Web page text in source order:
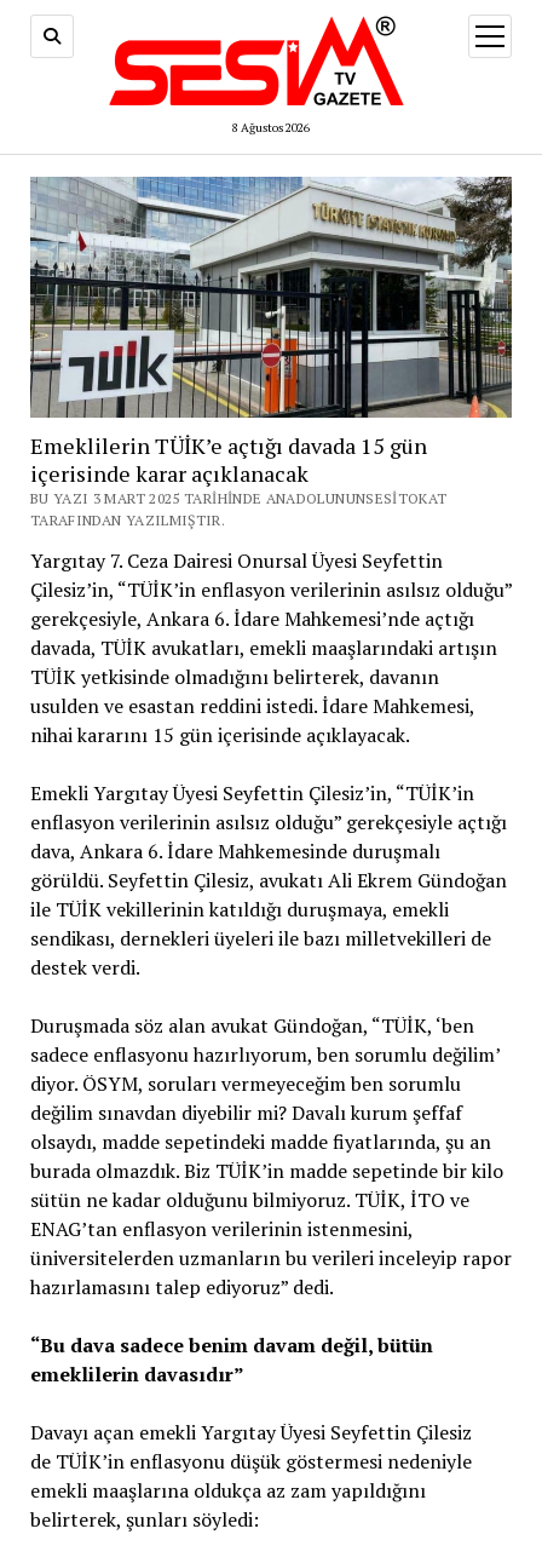
8 Ağustos 2026
aç
Emeklilerin TÜİK’e açtığı davada 15 gün
içerisinde karar açıklanacak
BU YAZI 3 MART 2025 TARIHINDE ANADOLUNUNSESITOKAT
TARAFINDAN YAZILMIŞTIR.
Yargıtay 7. Ceza Dairesi Onursal Üyesi Seyfettin
Çilesiz’in, “TÜİK’in enflasyon verilerinin asılsız olduğu”
gerekçesiyle, Ankara 6. İdare Mahkemesi’nde açtığı
davada, TÜİK avukatları, emekli maaşlarındaki artışın
TÜİK yetkisinde olmadığını belirterek, davanın
usulden ve esastan reddini istedi. İdare Mahkemesi,
nihai kararını 15 gün içerisinde açıklayacak.
Emekli Yargıtay Üyesi Seyfettin Çilesiz’in, “TÜİK’in
enflasyon verilerinin asılsız olduğu” gerekçesiyle açtığı
dava, Ankara 6. İdare Mahkemesinde duruşmalı
görüldü. Seyfettin Çilesiz, avukatı Ali Ekrem Gündoğan
ile TÜİK vekillerinin katıldığı duruşmaya, emekli
sendikası, dernekleri üyeleri ile bazı milletvekilleri de
destek verdi.
Duruşmada söz alan avukat Gündoğan, “TÜİK, ‘ben
sadece enflasyonu hazırlıyorum, ben sorumlu değilim’
diyor. ÖSYM, soruları vermeyeceğim ben sorumlu
değilim sınavdan diyebilir mi? Davalı kurum şeffaf
olsaydı, madde sepetindeki madde fiyatlarında, şu an
burada olmazdık. Biz TÜİK’in madde sepetinde bir kilo
sütün ne kadar olduğunu bilmiyoruz. TÜİK, İTO ve
ENAG’tan enflasyon verilerinin istenmesini,
üniversitelerden uzmanların bu verileri inceleyip rapor
hazırlamasını talep ediyoruz” dedi.
“Bu dava sadece benim davam değil, bütün
emeklilerin davasıdır”
Davayı açan emekli Yargıtay Üyesi Seyfettin Çilesiz
de TÜİK’in enflasyonu düşük göstermesi nedeniyle
emekli maaşlarına oldukça az zam yapıldığını
belirterek, şunları söyledi: